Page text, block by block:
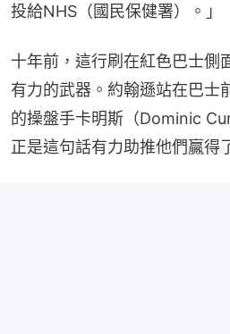
投給NHS（國民保健署）。」
十年前，這行刷在紅色巴士側
有力的武器。約翰遜站在巴士
的操盤手卡明斯（Dominic
正是這句話有力助推他們贏得